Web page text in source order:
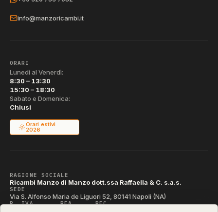
info@manzoricambi.it
ORARI
Lunedì al Venerdì:
8:30 – 13:30
15:30 – 18:30
Sabato e Domenica:
Chiusi
Orari estivi
2026
RAGIONE SOCIALE
Ricambi Manzo di Manzo dott.ssa Raffaella & C. s.a.s.
SEDE
Via S. Alfonso Maria de Liguori 52, 80141 Napoli (NA)
P. IVA REA PEC